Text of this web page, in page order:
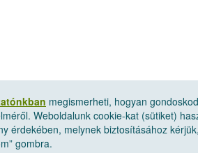
megismerheti, hogyan
Weboldalunk cookie-kat (sütiket)
érdekében, melynek biztosításához
gombra.